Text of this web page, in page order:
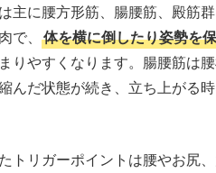
主に腰方形筋、腸腰筋、殿筋
、 体を横に倒したり姿勢を
りやすくなります。腸腰筋は
んだ状態が続き、立ち上がる
トリガーポイントは腰やお尻